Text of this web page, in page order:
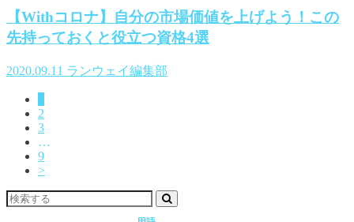
【Withコロナ】自分の市場価値を上げよう！この
先持っておくと役立つ資格4選
2020.09.11 ランウェイ編集部
2
3
…
9
>